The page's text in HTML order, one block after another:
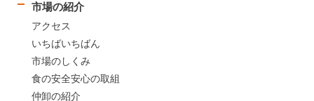
市場の紹介
アクセス
いちばいちばん
市場のしくみ
食の安全安心の取組
仲卸の紹介